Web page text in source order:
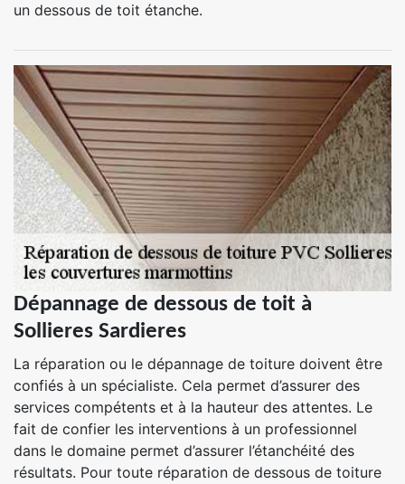
un dessous de toit étanche.
Dépannage de dessous de toit à
Sollieres Sardieres
La réparation ou le dépannage de toiture doivent être
confiés à un spécialiste. Cela permet d’assurer des
services compétents et à la hauteur des attentes. Le
fait de confier les interventions à un professionnel
dans le domaine permet d’assurer l’étanchéité des
résultats. Pour toute réparation de dessous de toiture